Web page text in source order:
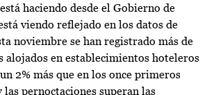
haciendo desde el Gobierno de
viendo reflejado en los datos de
noviembre se han registrado más de
alojados en establecimientos hoteleros
2% más que en los once primeros
las pernoctaciones superan las